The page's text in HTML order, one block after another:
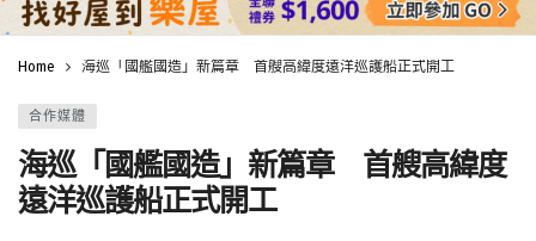
Home 海巡「國艦國造」新篇章 首艘高緯度遠洋巡護船正式開工
合作媒體
海巡「國艦國造」新篇章 首艘高緯度
遠洋巡護船正式開工